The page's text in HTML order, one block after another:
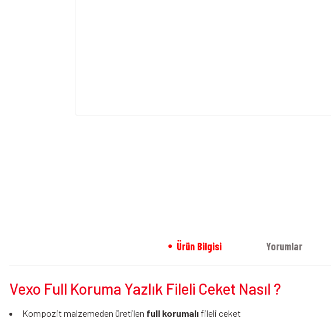
Ürün Bilgisi Yorumlar
Vexo Full Koruma Yazlık Fileli Ceket Nasıl ?
Kompozit malzemeden üretilen full korumalı fileli ceket